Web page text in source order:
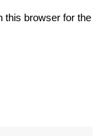
this browser for the